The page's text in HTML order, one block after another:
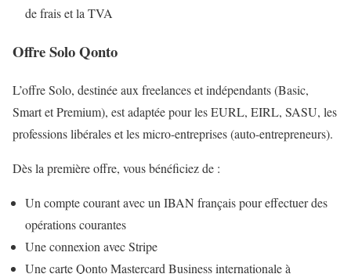
de frais et la TVA
Offre Solo Qonto
L’offre Solo, destinée aux freelances et indépendants (Basic,
Smart et Premium), est adaptée pour les EURL, EIRL, SASU, les
professions libérales et les micro-entreprises (auto-entrepreneurs).
Dès la première offre, vous bénéficiez de :
Un compte courant avec un IBAN français pour effectuer des
opérations courantes
Une connexion avec Stripe
Une carte Qonto Mastercard Business internationale à